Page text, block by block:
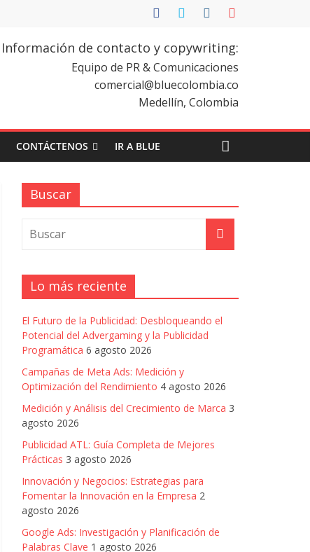
Información de contacto y copywriting:
Equipo de PR & Comunicaciones
comercial@bluecolombia.co
Medellín, Colombia
CONTÁCTENOS IR A BLUE
Buscar
Lo más reciente
El Futuro de la Publicidad: Desbloqueando el
Potencial del Advergaming y la Publicidad
Programática 6 agosto 2026
Campañas de Meta Ads: Medición y
Optimización del Rendimiento 4 agosto 2026
Medición y Análisis del Crecimiento de Marca 3
agosto 2026
Publicidad ATL: Guía Completa de Mejores
Prácticas 3 agosto 2026
Innovación y Negocios: Estrategias para
Fomentar la Innovación en la Empresa 2
agosto 2026
Google Ads: Investigación y Planificación de
Palabras Clave 1 agosto 2026